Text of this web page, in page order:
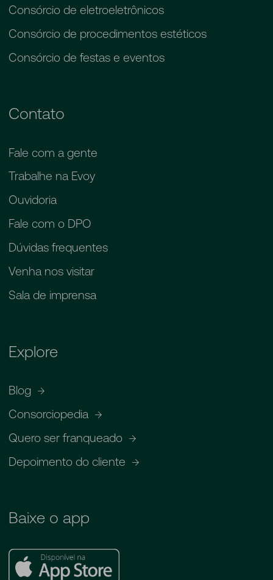
Consórcio de eletroeletrônicos
Consórcio de procedimentos estéticos
Consórcio de festas e eventos
Contato
Fale com a gente
Trabalhe na Evoy
Ouvidoria
Fale com o DPO
Dúvidas frequentes
Venha nos visitar
Sala de imprensa
Explore
Blog
Consorciopedia
Quero ser franqueado
Depoimento do cliente
Baixe o app
Apple